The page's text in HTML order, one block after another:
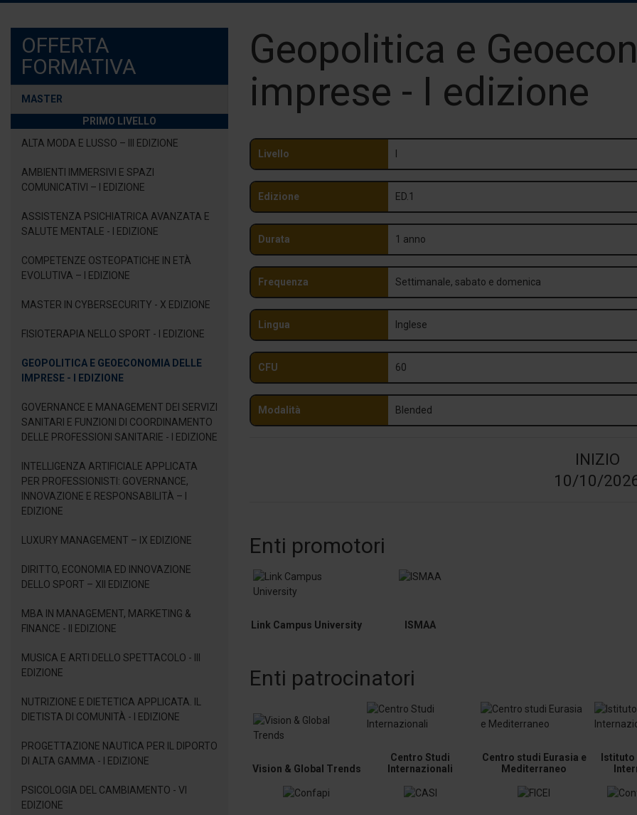
OFFERTA
FORMATIVA
MASTER
PRIMO LIVELLO
ALTA MODA E LUSSO – III EDIZIONE
AMBIENTI IMMERSIVI E SPAZI
COMUNICATIVI – I EDIZIONE
ASSISTENZA PSICHIATRICA AVANZATA E
SALUTE MENTALE - I EDIZIONE
COMPETENZE OSTEOPATICHE IN ETÀ
EVOLUTIVA – I EDIZIONE
MASTER IN CYBERSECURITY - X EDIZIONE
FISIOTERAPIA NELLO SPORT - I EDIZIONE
GEOPOLITICA E GEOECONOMIA DELLE
IMPRESE - I EDIZIONE
GOVERNANCE E MANAGEMENT DEI SERVIZI
SANITARI E FUNZIONI DI COORDINAMENTO
DELLE PROFESSIONI SANITARIE - I EDIZIONE
INTELLIGENZA ARTIFICIALE APPLICATA
PER PROFESSIONISTI: GOVERNANCE,
INNOVAZIONE E RESPONSABILITÀ – I
EDIZIONE
LUXURY MANAGEMENT – IX EDIZIONE
DIRITTO, ECONOMIA ED INNOVAZIONE
DELLO SPORT – XII EDIZIONE
MBA IN MANAGEMENT, MARKETING &
FINANCE - II EDIZIONE
MUSICA E ARTI DELLO SPETTACOLO - III
EDIZIONE
NUTRIZIONE E DIETETICA APPLICATA. IL
DIETISTA DI COMUNITÀ - I EDIZIONE
PROGETTAZIONE NAUTICA PER IL DIPORTO
DI ALTA GAMMA - I EDIZIONE
PSICOLOGIA DEL CAMBIAMENTO - VI
EDIZIONE
Geopolitica e
imprese - I edizione
Livello
Edizione ED.1
Durata 1 anno
Frequenza Settimanale, sabato e domenica
Lingua Inglese
CFU 60
Modalità Blended
INIZIO
10/10/
Enti promotori
Link Campus University ISMAA
Enti patrocinatori
Vision & Global Trends
Centro Studi
Internazionali
Centro studi Eurasia e
Mediterraneo